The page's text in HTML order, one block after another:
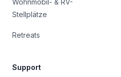
Stellplätze
Retreats
Support